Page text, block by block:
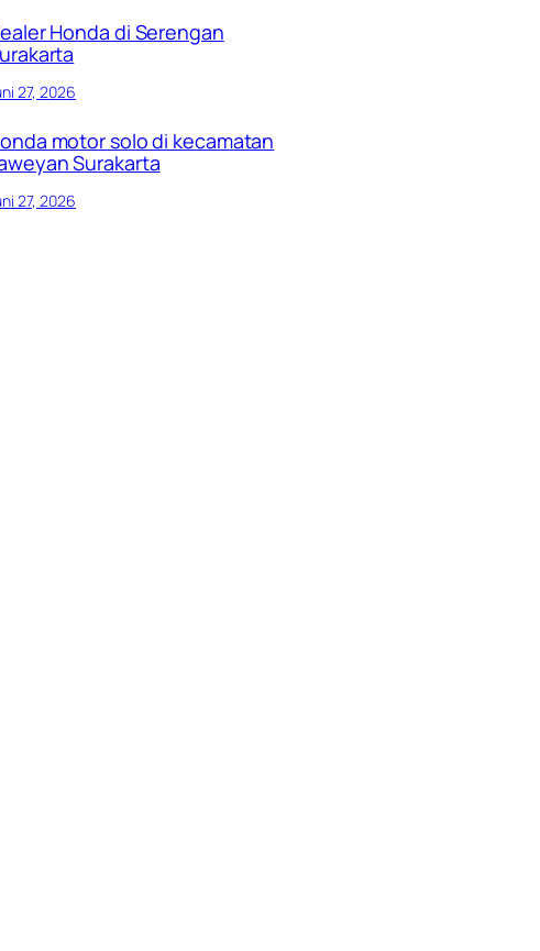
Honda di Serengan
27, 2026
motor solo di kecamatan
Surakarta
27, 2026